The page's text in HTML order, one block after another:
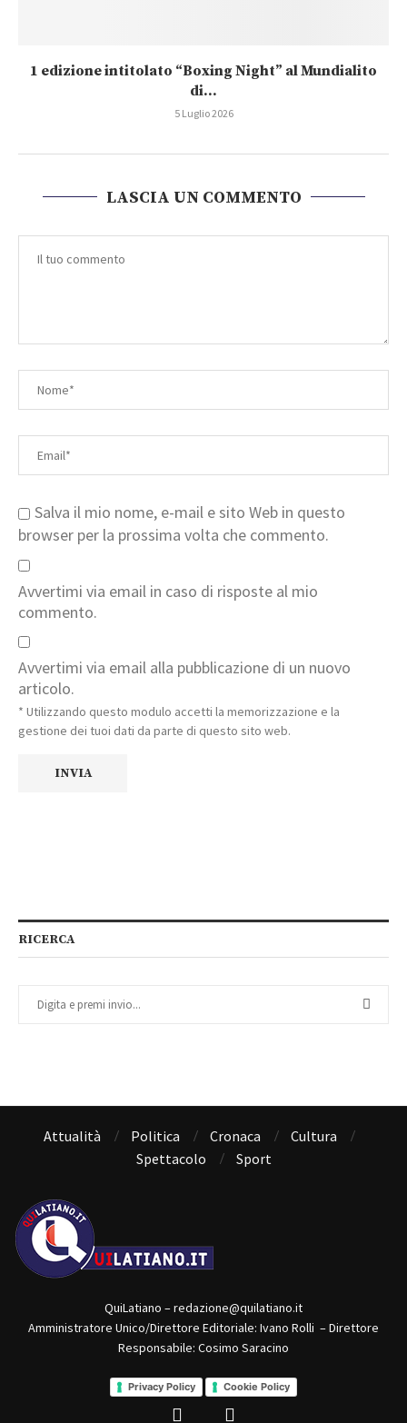
1 edizione intitolato “Boxing Night” al Mundialito
di...
5 Luglio 2026
LASCIA UN COMMENTO
Salva il mio nome, e-mail e sito Web in questo
browser per la prossima volta che commento.
Avvertimi via email in caso di risposte al mio
commento.
Avvertimi via email alla pubblicazione di un nuovo
articolo.
* Utilizzando questo modulo accetti la memorizzazione e la
gestione dei tuoi dati da parte di questo sito web.
RICERCA
Attualità Politica Cronaca
Cultura
Spettacolo
Sport
QuiLatiano – redazione@quilatiano.it
Amministratore Unico/Direttore Editoriale: Ivano Rolli – Direttore
Responsabile: Cosimo Saracino
Privacy Policy Cookie Policy